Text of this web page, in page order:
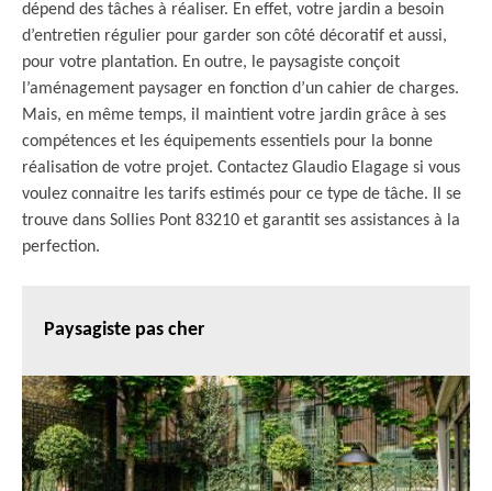
dépend des tâches à réaliser. En effet, votre jardin a besoin
d’entretien régulier pour garder son côté décoratif et aussi,
pour votre plantation. En outre, le paysagiste conçoit
l’aménagement paysager en fonction d’un cahier de charges.
Mais, en même temps, il maintient votre jardin grâce à ses
compétences et les équipements essentiels pour la bonne
réalisation de votre projet. Contactez Glaudio Elagage si vous
voulez connaitre les tarifs estimés pour ce type de tâche. Il se
trouve dans Sollies Pont 83210 et garantit ses assistances à la
perfection.
Paysagiste pas cher